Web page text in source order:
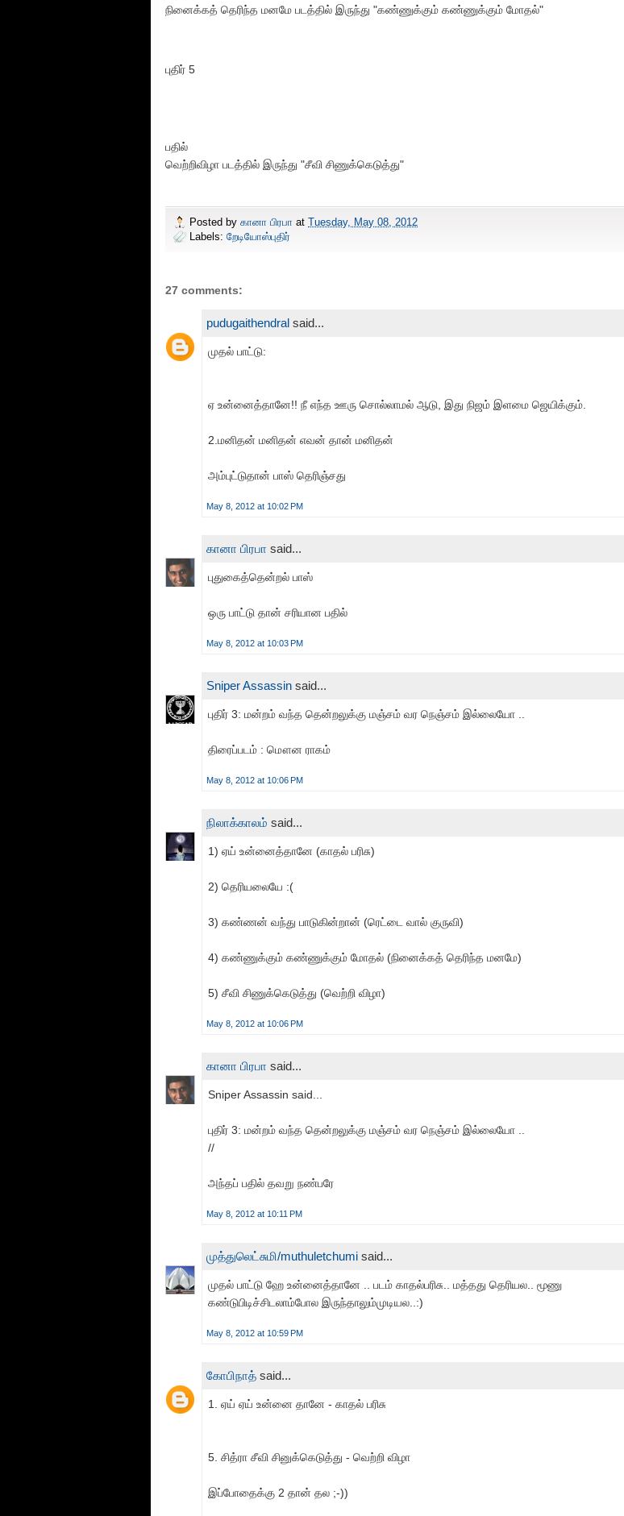
நினைக்கத் தெரிந்த மனமே படத்தில் இருந்து "கண்ணுக்கும் கண்ணுக்கும் மோதல்"
புதிர் 5
பதில்
வெற்றிவிழா படத்தில் இருந்து "சீவி சிணுக்கெடுத்து"
Posted by கானா பிரபா at Tuesday, May 08, 2012
Labels: றேடியோஸ்புதிர்
27 comments:
pudugaithendral said...
முதல் பாட்டு:
ஏ உன்னைத்தானே!! நீ எந்த ஊரு சொல்லாமல் ஆடு, இது நிஜம் இளமை ஜெயிக்கும்.
2.மனிதன் மனிதன் எவன் தான் மனிதன்
அம்புட்டுதான் பாஸ் தெரிஞ்சது
May 8, 2012 at 10:02 PM
கானா பிரபா said...
புதுகைத்தென்றல் பாஸ்
ஒரு பாட்டு தான் சரியான பதில்
May 8, 2012 at 10:03 PM
Sniper Assassin said...
புதிர் 3: மன்றம் வந்த தென்றலுக்கு மஞ்சம் வர நெஞ்சம் இல்லையோ ..
திரைப்படம் : மௌன ராகம்
May 8, 2012 at 10:06 PM
நிலாக்காலம் said...
1) ஏய் உன்னைத்தானே (காதல் பரிசு)
2) தெரியலையே :(
3) கண்ணன் வந்து பாடுகின்றான் (ரெட்டை வால் குருவி)
4) கண்ணுக்கும் கண்ணுக்கும் மோதல் (நினைக்கத் தெரிந்த மனமே)
5) சீவி சிணுக்கெடுத்து (வெற்றி விழா)
May 8, 2012 at 10:06 PM
கானா பிரபா said...
Sniper Assassin said...
புதிர் 3: மன்றம் வந்த தென்றலுக்கு மஞ்சம் வர நெஞ்சம் இல்லையோ ..
//
அந்தப் பதில் தவறு நண்பரே
May 8, 2012 at 10:11 PM
முத்துலெட்சுமி/muthuletchumi said...
முதல் பாட்டு ஹே உன்னைத்தானே .. படம் காதல்பரிசு.. மத்தது தெரியல.. மூணு
கண்டுபிடிச்சிடலாம்போல இருந்தாலும்முடியல..:)
May 8, 2012 at 10:59 PM
கோபிநாத் said...
1. ஏய் ஏய் உன்னை தானே - காதல் பரிசு
5. சித்ரா சீவி சினுக்கெடுத்து - வெற்றி விழா
இப்போதைக்கு 2 தான் தல ;-))